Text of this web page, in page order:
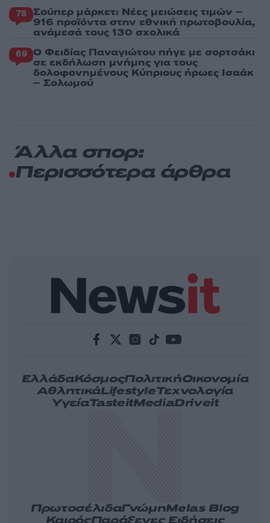
78 Σούπερ μάρκετ: Νέες μειώσεις τιμών –
916 προϊόντα στην εθνική πρωτοβουλία,
ανάμεσά τους 130 σχολικά
69 Ο Φειδίας Παναγιώτου πήγε με σορτσάκι
σε εκδήλωση μνήμης για τους
δολοφονημένους Κύπριους ήρωες Ισαάκ
– Σολωμού
Άλλα σπορ:
Περισσότερα άρθρα
ΕλλάδαΚόσμοςΠολιτικήΟικονομία
ΑθλητικάLifestyleΤεχνολογία
ΥγείαTasteitMediaDriveit
ΠρωτοσέλιδαΓνώμηMelas Blog